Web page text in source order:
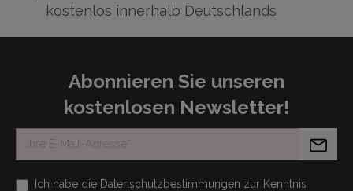
kostenlos innerhalb Deutschlands
Abonnieren Sie unseren
kostenlosen Newsletter!
Ich habe die Datenschutzbestimmungen zur Kenntnis